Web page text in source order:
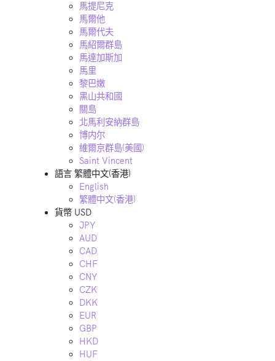
馬提尼克
馬爾他
馬爾代夫
馬紹爾群島
馬達加斯加
馬里
黎巴嫩
黑山共和國
關島
北馬利安納群島
博内尔
維爾京群島(美國)
Saint Vincent
語言 繁體中文(香港)
English
繁體中文(香港)
貨幣 USD
JPY
AUD
CAD
CHF
CNY
CZK
DKK
EUR
GBP
HKD
HUF